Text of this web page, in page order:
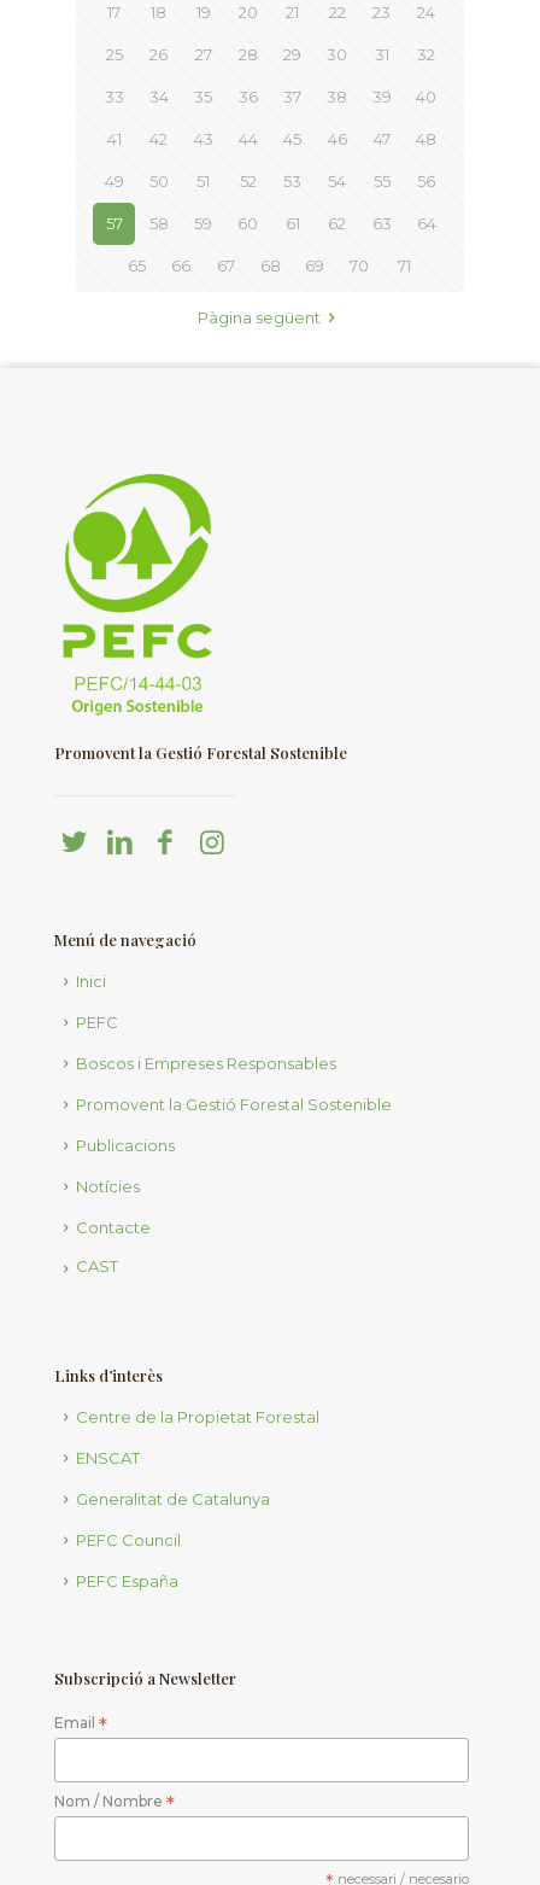
17 18 19 20 21 22 23 24
25 26 27 28 29 30 31 32
33 34 35 36 37 38 39 40
41 42 43 44 45 46 47 48
49 50 51 52 53 54 55 56
57 58 59 60 61 62 63 64
65 66 67 68 69 70 71
Pàgina següent
Promovent la Gestió Forestal Sostenible
Menú de navegació
Inici
PEFC
Boscos i Empreses Responsables
Promovent la Gestió Forestal Sostenible
Publicacions
Notícies
Contacte
CAST
Links d’interès
Centre de la Propietat Forestal
ENSCAT
Generalitat de Catalunya
PEFC Council
PEFC España
Subscripció a Newsletter
Email *
Nom / Nombre *
necessari / necesario